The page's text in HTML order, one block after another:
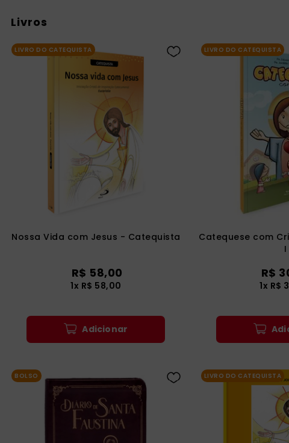
Livros
LIVRO DO CATEQUISTA
Nossa Vida com Jesus - Catequista
R$ 58,00
1x R$ 58,00
Adicionar
LIVRO DO CATEQUISTA
Catequese com
I
R$
1x R$
BOLSO LIVRO DO CATEQUISTA